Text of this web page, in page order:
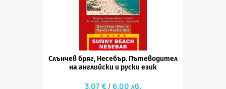
Слънчев бряг, Несебър. Пътеводител
на английски и руски език
3.07 € 6.00 лв.